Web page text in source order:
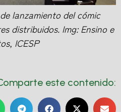
lanzamiento del cómic
distribuidos. Img: Ensino e
ICESP
este contenido: